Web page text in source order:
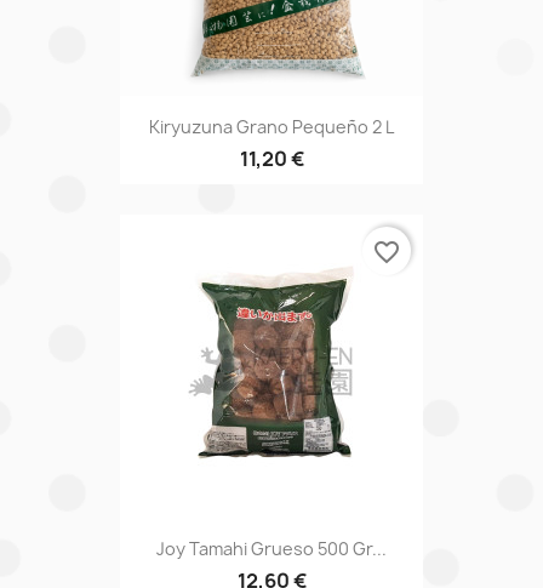
Kiryuzuna Grano Pequeño 2 L
11,20 €
Joy Tamahi Grueso 500 Gr...
12,60 €
favorite_border